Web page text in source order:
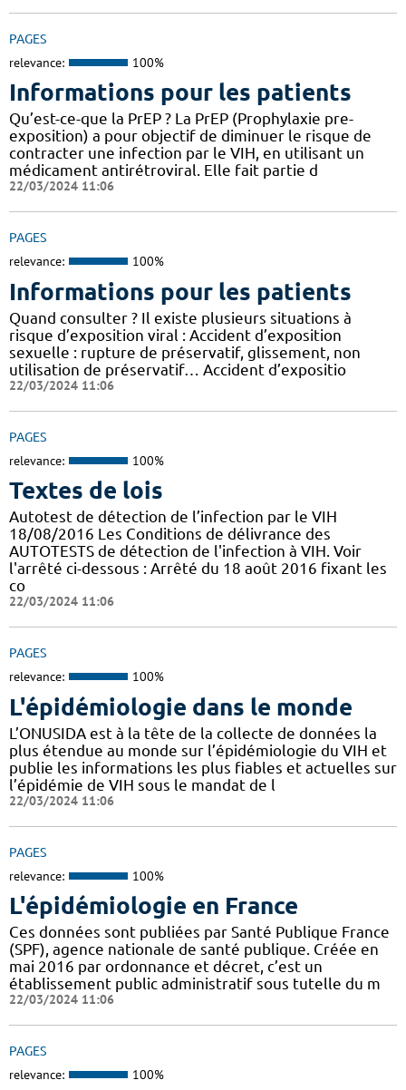
PAGES
relevance: 100%
Informations pour les patients
Qu’est-ce-que la PrEP ? La PrEP (Prophylaxie pre-
exposition) a pour objectif de diminuer le risque de
contracter une infection par le VIH, en utilisant un
médicament antirétroviral. Elle fait partie d
22/03/2024 11:06
PAGES
relevance: 100%
Informations pour les patients
Quand consulter ? Il existe plusieurs situations à
risque d’exposition viral : Accident d’exposition
sexuelle : rupture de préservatif, glissement, non
utilisation de préservatif… Accident d’expositio
22/03/2024 11:06
PAGES
relevance: 100%
Textes de lois
Autotest de détection de l’infection par le VIH
18/08/2016 Les Conditions de délivrance des
AUTOTESTS de détection de l'infection à VIH. Voir
l'arrêté ci-dessous : Arrêté du 18 août 2016 fixant les
co
22/03/2024 11:06
PAGES
relevance: 100%
L'épidémiologie dans le monde
L’ONUSIDA est à la tête de la collecte de données la
plus étendue au monde sur l’épidémiologie du VIH et
publie les informations les plus fiables et actuelles sur
l’épidémie de VIH sous le mandat de l
22/03/2024 11:06
PAGES
relevance: 100%
L'épidémiologie en France
Ces données sont publiées par Santé Publique France
(SPF), agence nationale de santé publique. Créée en
mai 2016 par ordonnance et décret, c’est un
établissement public administratif sous tutelle du m
22/03/2024 11:06
PAGES
relevance: 100%